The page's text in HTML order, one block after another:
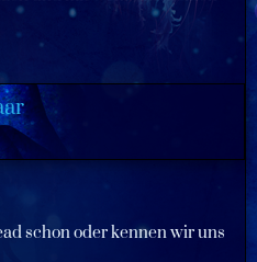
schon oder kennen wir uns